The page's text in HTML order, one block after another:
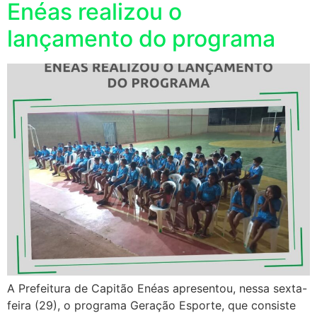
Enéas realizou o
lançamento do programa
A Prefeitura de Capitão Enéas apresentou, nessa sexta-
feira (29), o programa Geração Esporte, que consiste